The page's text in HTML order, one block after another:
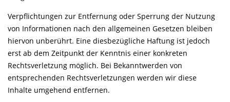
Verpflichtungen zur Entfernung oder Sperrung der Nutzung
von Informationen nach den allgemeinen Gesetzen bleiben
hiervon unberührt. Eine diesbezügliche Haftung ist jedoch
erst ab dem Zeitpunkt der Kenntnis einer konkreten
Rechtsverletzung möglich. Bei Bekanntwerden von
entsprechenden Rechtsverletzungen werden wir diese
Inhalte umgehend entfernen.